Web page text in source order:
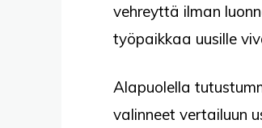
vehreyttä ilman
työpaikkaa uusille
Alapuolella
valinneet vertailuun